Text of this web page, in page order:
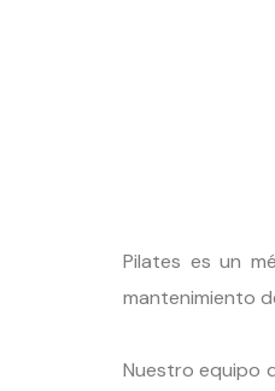
Pilates es un
mantenimiento
Nuestro equipo